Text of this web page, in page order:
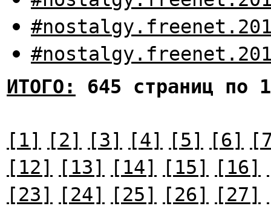
ИТОГО:
645 страниц по
[1] [2] [3] [4] [5] [6]
[12]
[13] [14] [15] [16]
[23]
[24] [25] [26] [27]